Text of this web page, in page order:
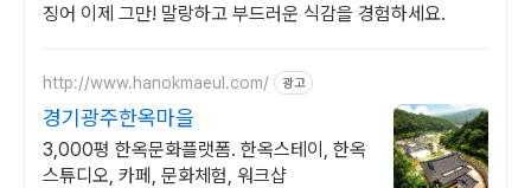
징어 이제 그만! 말랑하고 부드러운 식감을 경험하세요.
http://www.hanokmaeul.com/ 광고
경기광주한옥마을
3,000평 한옥문화플랫폼. 한옥스테이, 한옥
스튜디오, 카페, 문화체험, 워크샵